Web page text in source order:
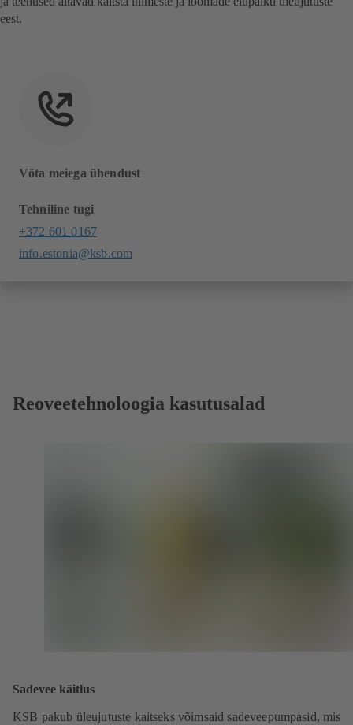
eest.
Võta meiega ühendust
Tehniline tugi
+372 601 0167
info.estonia@ksb.com
Reoveetehnoloogia kasutusalad
Sadevee käitlus
KSB pakub üleujutuste kaitseks võimsaid sadeveepumpasid, mis